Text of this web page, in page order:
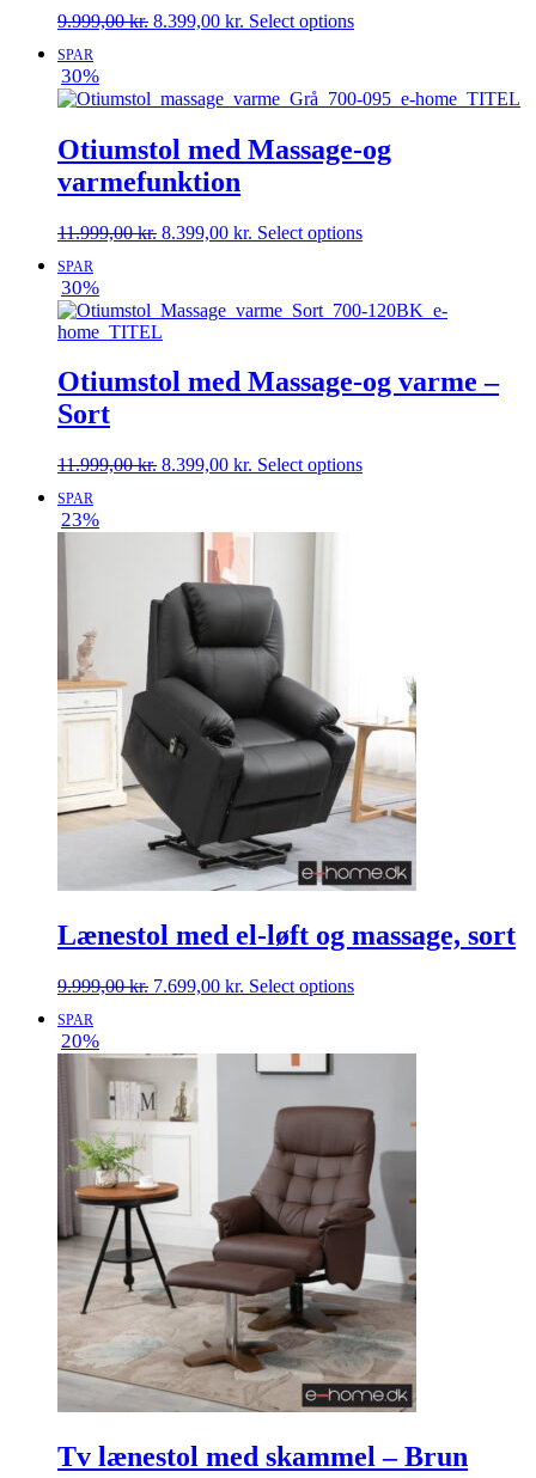
9.999,00kr. Den
9.999,00 kr..
8.399,00 kr. Den
8.399,00 kr..
Select options
SPAR
30%
Otiumstol med Massage-og
varmefunktion
11.999,00kr. Den
11.999,00 kr..
8.399,00 kr. Den
8.399,00 kr..
Select options
SPAR
30%
Otiumstol med Massage-og varme –
Sort
11.999,00kr. Den
var:
11.999,00 kr..
8.399,00 kr. Den
er:
Select options
SPAR
23%
Lænestol med el-løft og massage, sort
9.999,00kr. Den
var:
9.999,00 kr..
7.699,00 kr. Den
er:
7.699,00 kr..
Select options
SPAR
20%
Tv lænestol med skammel – Brun